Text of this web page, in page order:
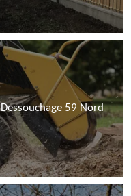
Dessouchage 59 Nord